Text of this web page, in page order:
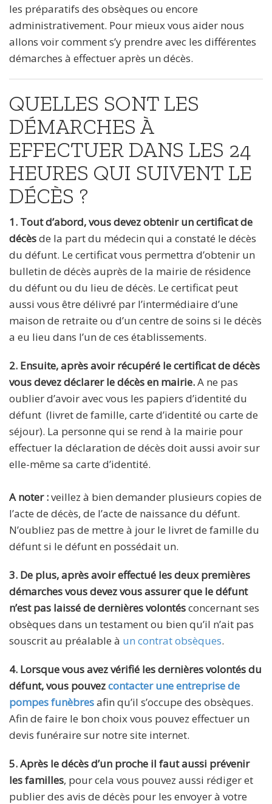
les préparatifs des obsèques ou encore
administrativement. Pour mieux vous aider nous
allons voir comment s’y prendre avec les différentes
démarches à effectuer après un décès.
QUELLES SONT LES
DÉMARCHES À
EFFECTUER DANS LES 24
HEURES QUI SUIVENT LE
DÉCÈS ?
1. Tout d’abord, vous devez obtenir un certificat de
décèsde la part du médecin qui a constaté le décès
du défunt. Le certificat vous permettra d’obtenir un
bulletin de décès auprès de la mairie de résidence
du défunt ou du lieu de décès. Le certificat peut
aussi vous être délivré par l’intermédiaire d’une
maison de retraite ou d’un centre de soins si le décès
a eu lieu dans l’un de ces établissements.
2. Ensuite, après avoir récupéré le certificat de décès
vous devez déclarer le décès en mairie.A ne pas
oublier d’avoir avec vous les papiers d’identité du
défunt (livret de famille, carte d’identité ou carte de
séjour). La personne qui se rend à la mairie pour
effectuer la déclaration de décès doit aussi avoir sur
elle-même sa carte d’identité.
A noter :veillez à bien demander plusieurs copies de
l’acte de décès, de l’acte de naissance du défunt.
N’oubliez pas de mettre à jour le livret de famille du
défunt si le défunt en possédait un.
3. De plus, après avoir effectué les deux premières
démarches vous devez vous assurer que le défunt
n’est pas laissé de dernières volontésconcernant ses
obsèques dans un testament ou bien qu’il n’ait pas
souscrit au préalable à un contrat obsèques.
4. Lorsque vous avez vérifié les dernières volontés du
défunt, vous pouvezcontacter une entreprise de
pompes funèbresafin qu’il s’occupe des obsèques.
Afin de faire le bon choix vous pouvez effectuer un
devis funéraire sur notre site internet.
5. Après le décès d’un proche il faut aussi prévenir
les familles, pour cela vous pouvez aussi rédiger et
publier des avis de décès pour les envoyer à votre